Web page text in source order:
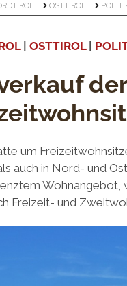
OSTTIROL
| OSTTIROL|
um
auch in Nord- und
Wohnangebot,
Freizeit- und